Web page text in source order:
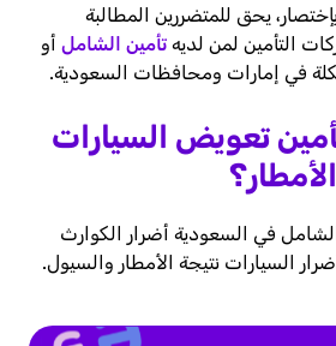
يحق للمتضررين المطالبة
التأمين لمن لديهتأمين الشامل أو
في إمارات ومحافظات السعودية.
تعويض السيارات
في السعودية أضرار الكوارث
السيارات نتيجة الأمطار والسيول.